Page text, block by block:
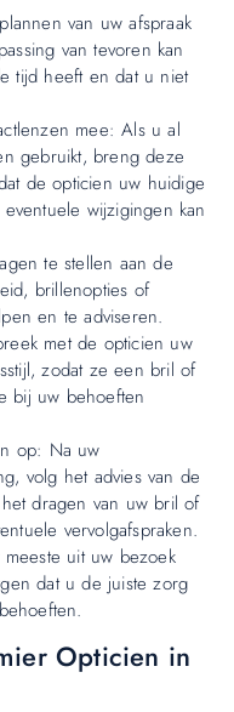
van uw afspraak
van tevoren kan
tijd heeft en dat u niet
mee: Als u al
gebruikt, breng deze
de opticien uw huidige
wijzigingen kan
te stellen aan de
brillenopties of
en te adviseren.
met de opticien uw
zodat ze een bril of
bij uw behoeften
op: Na uw
volg het advies van de
dragen van uw bril of
vervolgafspraken.
uit uw bezoek
dat u de juiste zorg
Opticien in